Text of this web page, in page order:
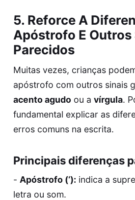
5. Reforce A
Apóstrofo E Outros
Parecidos
Muitas vezes, crianças
apóstrofo com outros sinais
acento agudoou a vírgula.
fundamental explicar as
erros comuns na escrita.
Principais diferenças
- Apóstrofo (‘): indica a
letra ou som.